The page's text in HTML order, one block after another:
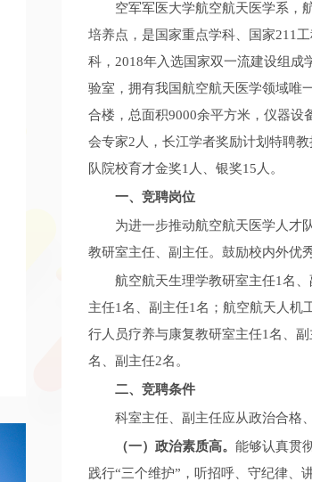
空军军医大学航空航天医学系，
培养点，是国家重点学科、国家211
科，2018年入选国家双一流建设组成
验室，拥有我国航空航天医学领域唯
合楼，总面积9000余平方米，仪器设
会专家2人，长江学者奖励计划特聘
队院校育才金奖1人、银奖15人。
一、竞聘岗位
为进一步推动航空航天医学人才
教研室主任、副主任。鼓励校内外优
航空航天生理学教研室主任1名
主任1名、副主任1名；航空航天人机
行人员疗养与康复教研室主任1名、
名、副主任2名。
二、竞聘条件
科室主任、副主任应从政治合格
（一）政治素质高。 能够认真贯
践行“三个维护”，听招呼、守纪律、